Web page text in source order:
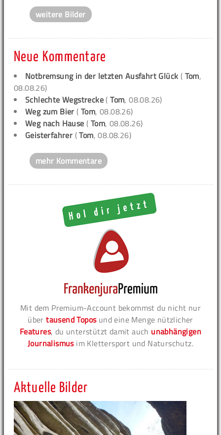
weitere Bilder
Neue Kommentare
Notbremsung in der letzten Ausfahrt Glück ( Tom,
08.08.26)
Schlechte Wegstrecke (Tom, 08.08.26)
Weg zum Bier (Tom, 08.08.26)
Weg nach Hause ( Tom, 08.08.26)
Geisterfahrer (Tom, 08.08.26)
mehr Kommentare
Mit dem Premium-Account bekommst du nicht nur
übertausend Toposund eine Menge nützlicher
Features, du unterstützt damit auch unabhängigen
Journalismusim Klettersport und Naturschutz.
Aktuelle Bilder